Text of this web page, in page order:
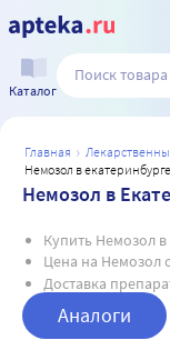
Каталог
главная
немозол в екатеринбурге
Немозол в
Купить Немозол
Цена на Немозол
Доставка
Аналоги